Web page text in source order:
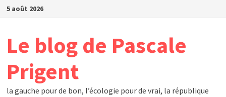
Passer
5 août 2026
Le blog de Pascale
Prigent
la gauche pour de bon, l’écologie pour de vrai, la république